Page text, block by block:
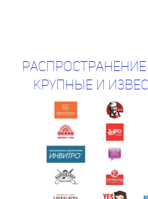
Распространение
крупные и